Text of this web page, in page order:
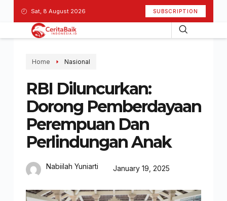
Sat, 8 August 2026 SUBSCRIPTION
Home Nasional
RBI Diluncurkan:
Dorong Pemberdayaan
Perempuan Dan
Perlindungan Anak
Nabiilah Yuniarti January 19, 2025